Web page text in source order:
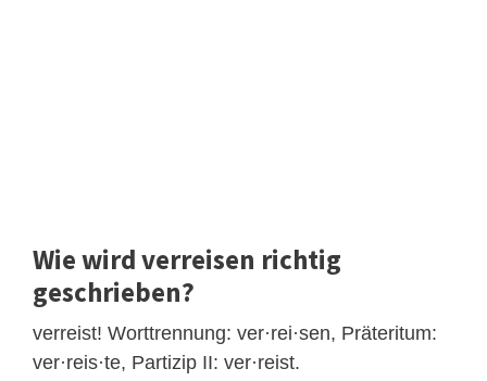
Wie wird verreisen richtig
geschrieben?
verreist! Worttrennung: ver·rei·sen, Präteritum:
ver·reis·te, Partizip II: ver·reist.